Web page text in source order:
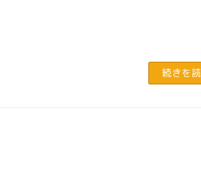
続きを